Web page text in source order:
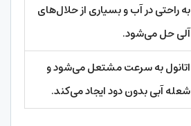
به راحتی در آب و بسیاری از حلال‌های
آلی حل می‌شود.
اتانول به سرعت مشتعل می‌شود و
شعله آبی بدون دود ایجاد می‌کند.